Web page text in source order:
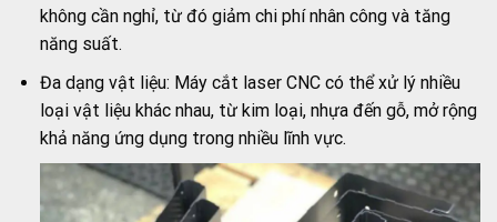
không cần nghỉ, từ đó giảm chi phí nhân công và tăng
năng suất.
Đa dạng vật liệu: Máy cắt laser CNC có thể xử lý nhiều
loại vật liệu khác nhau, từ kim loại, nhựa đến gỗ, mở rộng
khả năng ứng dụng trong nhiều lĩnh vực.